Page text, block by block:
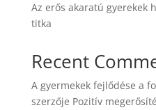
Az erős akaratú gyerekek
titka
Recent
A gyermekek fejlődése a
szerzője Pozitív